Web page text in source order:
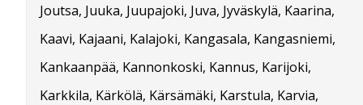
Joutsa, Juuka, Juupajoki, Juva, Jyväskylä, Kaarina,
Kaavi, Kajaani, Kalajoki, Kangasala, Kangasniemi,
Kankaanpää, Kannonkoski, Kannus, Karijoki,
Karkkila, Kärkölä, Kärsämäki, Karstula, Karvia,